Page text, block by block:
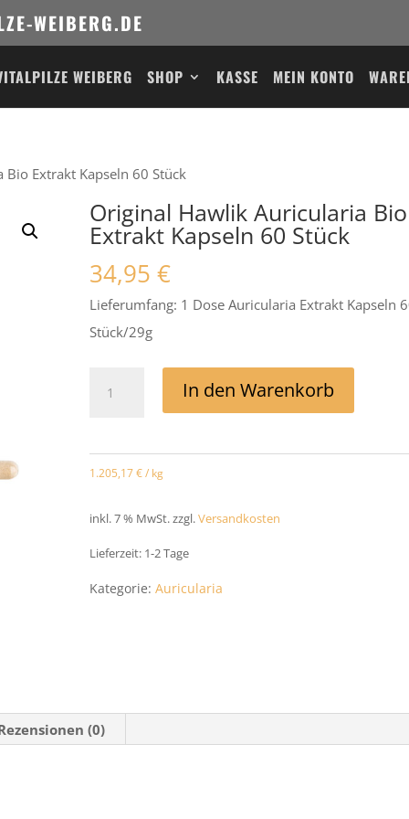
WEIBERG.DE
WEIBERG SHOP KASSE MEIN KONTO
Extrakt Kapseln 60 Stück
Original Hawlik Auricularia Bio
Extrakt Kapseln 60 Stück
34,95€
Lieferumfang: 1 Dose Auricularia Extrakt Kapseln
Stück/29g
Kapseln
60
Menge
In den Warenkorb
1.205,17€/ kg
inkl. 7 % MwSt.zzgl.Versandkosten
Lieferzeit: 1-2 Tage
Kategorie:Auricularia
(0)